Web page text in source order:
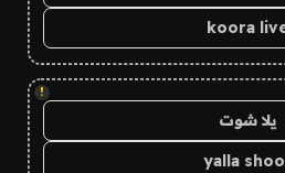
koora
!
يلا شوت
yalla